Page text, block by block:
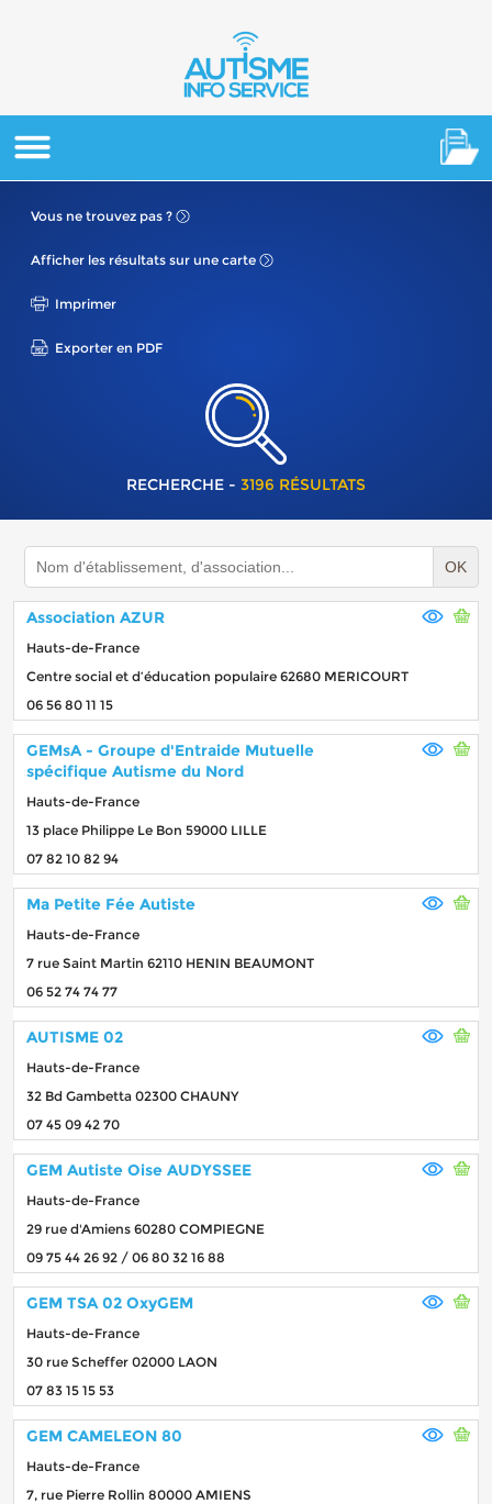
Vous ne trouvez pas ?
Afficher les résultats sur une carte
Imprimer
Exporter en PDF
RECHERCHE - 3196 RÉSULTATS
OK
Association AZUR
Hauts-de-France
Centre social et d’éducation populaire 62680 MERICOURT
06 56 80 11 15
GEMsA - Groupe d'Entraide Mutuelle
spécifique Autisme du Nord
Hauts-de-France
13 place Philippe Le Bon 59000 LILLE
07 82 10 82 94
Ma Petite Fée Autiste
Hauts-de-France
7 rue Saint Martin 62110 HENIN BEAUMONT
06 52 74 74 77
AUTISME 02
Hauts-de-France
32 Bd Gambetta 02300 CHAUNY
07 45 09 42 70
GEM Autiste Oise AUDYSSEE
Hauts-de-France
29 rue d'Amiens 60280 COMPIEGNE
09 75 44 26 92 / 06 80 32 16 88
GEM TSA 02 OxyGEM
Hauts-de-France
30 rue Scheffer 02000 LAON
07 83 15 15 53
GEM CAMELEON 80
Hauts-de-France
7, rue Pierre Rollin 80000 AMIENS